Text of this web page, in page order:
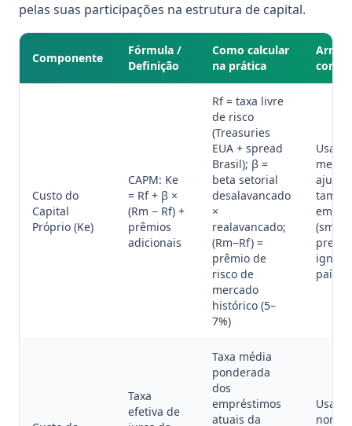
pelas suas participações na estrutura de capital.
Componente
Fórmula /
Definição
Como calcular
na prática
Custo do
Capital
Próprio (Ke)
CAPM: Ke
= Rf + β ×
(Rm − Rf) +
prêmios
adicionais
Rf = taxa livre
de risco
(Treasuries
EUA + spread
Brasil); β =
beta setorial
desalavancado
×
realavancado;
(Rm−Rf) =
prêmio de
risco de
mercado
histórico (5–
7%)
Usar
ajuste
(small
país
Taxa
efetiva de
Taxa média
ponderada
dos
empréstimos
atuais da
Usar